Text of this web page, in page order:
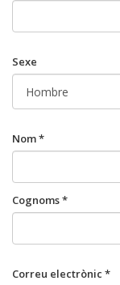
Sexe
Nom *
Cognoms *
Correu electrònic *